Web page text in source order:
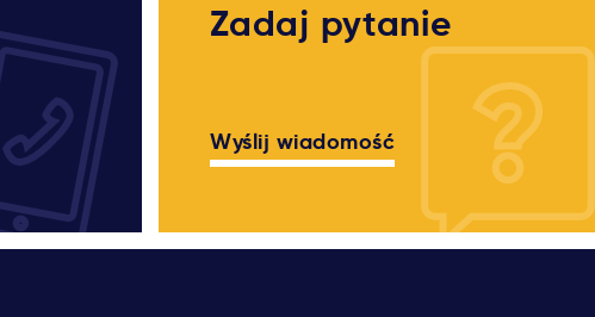
Zadaj pytanie
Wyślij wiadomość